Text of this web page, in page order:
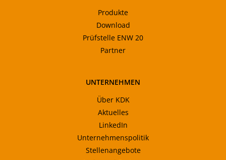
Produkte
Download
Prüfstelle ENW 20
Partner
UNTERNEHMEN
Über KDK
Aktuelles
LinkedIn
Unternehmenspolitik
Stellenangebote